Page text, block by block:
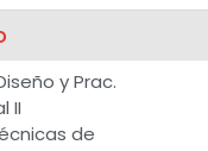
y Prac.
II
de